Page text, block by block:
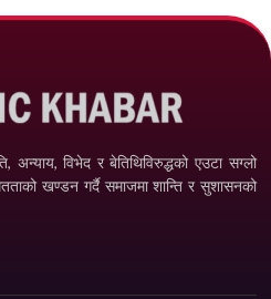
विभेद­ र बेतिथिविरुद्धको एउटा सग्लो
खण्डन गर्दै समाजमा शान्ति र सुशासनको